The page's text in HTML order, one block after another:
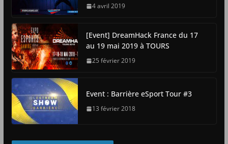
4 avril 2019
[Event] DreamHack France du 17
au 19 mai 2019 à TOURS
25 février 2019
Event : Barrière eSport Tour #3
13 février 2018